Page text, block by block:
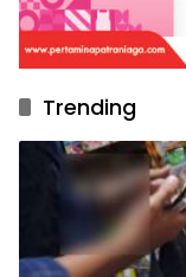
Trending